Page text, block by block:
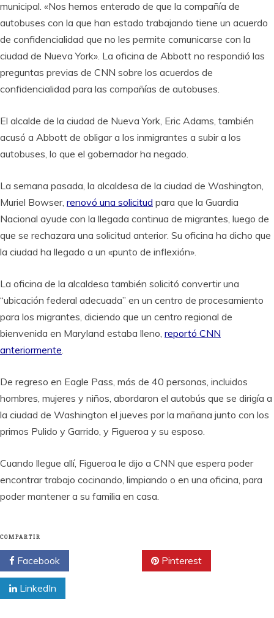
municipal. «Nos hemos enterado de que la compañía de
autobuses con la que han estado trabajando tiene un acuerdo
de confidencialidad que no les permite comunicarse con la
ciudad de Nueva York». La oficina de Abbott no respondió las
preguntas previas de CNN sobre los acuerdos de
confidencialidad para las compañías de autobuses.
El alcalde de la ciudad de Nueva York, Eric Adams, también
acusó a Abbott de obligar a los inmigrantes a subir a los
autobuses, lo que el gobernador ha negado.
La semana pasada, la alcaldesa de la ciudad de Washington,
Muriel Bowser, renovó una solicitud para que la Guardia
Nacional ayude con la llegada continua de migrantes, luego de
que se rechazara una solicitud anterior. Su oficina ha dicho que
la ciudad ha llegado a un «punto de inflexión».
La oficina de la alcaldesa también solicitó convertir una
“ubicación federal adecuada” en un centro de procesamiento
para los migrantes, diciendo que un centro regional de
bienvenida en Maryland estaba lleno, reportó CNN
anteriormente.
De regreso en Eagle Pass, más de 40 personas, incluidos
hombres, mujeres y niños, abordaron el autobús que se dirigía a
la ciudad de Washington el jueves por la mañana junto con los
primos Pulido y Garrido, y Figueroa y su esposo.
Cuando llegue allí, Figueroa le dijo a CNN que espera poder
encontrar trabajo cocinando, limpiando o en una oficina, para
poder mantener a su familia en casa.
COMPARTIR
Facebook Pinterest
LinkedIn